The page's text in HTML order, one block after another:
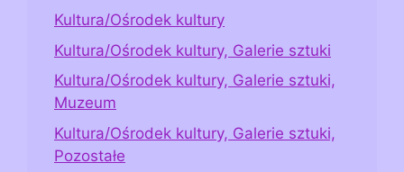
Kultura/Ośrodek kultury
Kultura/Ośrodek kultury, Galerie sztuki
Kultura/Ośrodek kultury, Galerie sztuki,
Muzeum
Kultura/Ośrodek kultury, Galerie sztuki,
Pozostałe